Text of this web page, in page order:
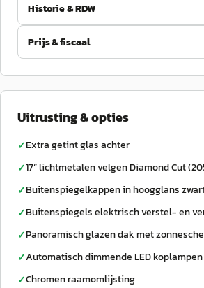
Historie & RDW
Prijs & fiscaal
Uitrusting & opties
✓Extra getint glas achter
✓17” lichtmetalen velgen Diamond Cut
✓Buitenspiegelkappen in hoogglans
✓Buitenspiegels elektrisch verstel- en
✓Panoramisch glazen dak met
✓Automatisch dimmende LED koplampen
✓Chromen raamomlijsting